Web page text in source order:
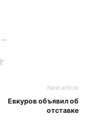
Next article
Евкуров объявил об
отставке